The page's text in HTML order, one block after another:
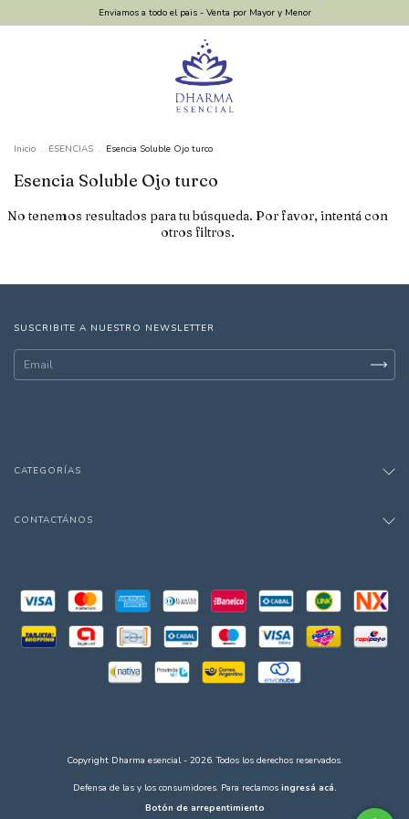
Enviamos a todo el pais - Venta por Mayor y Menor
Inicio . ESENCIAS . Esencia Soluble Ojo turco
Esencia Soluble Ojo turco
No tenemos resultados para tu búsqueda. Por favor, intentá con
otros filtros.
SUSCRIBITE A NUESTRO NEWSLETTER
CATEGORÍAS
CONTACTÁNOS
Copyright Dharma esencial - 2026. Todos los derechos reservados.
Defensa de las y los consumidores. Para reclamos ingresá acá.
Botón de arrepentimiento